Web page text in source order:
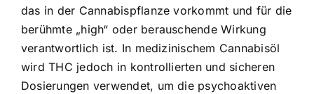
das in der Cannabispflanze vorkommt und für die
berühmte „high“ oder berauschende Wirkung
verantwortlich ist. In medizinischem Cannabisöl
wird THC jedoch in kontrollierten und sicheren
Dosierungen verwendet, um die psychoaktiven